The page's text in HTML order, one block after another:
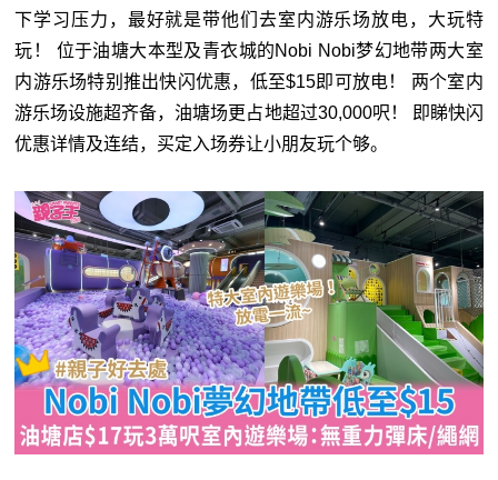
下学习压力，最好就是带他们去室内游乐场放电，大玩特
玩！ 位于油塘大本型及青衣城的Nobi Nobi梦幻地带两大室
内游乐场特别推出快闪优惠，低至$15即可放电！ 两个室内
游乐场设施超齐备，油塘场更占地超过30,000呎！ 即睇快闪
优惠详情及连结，买定入场券让小朋友玩个够。